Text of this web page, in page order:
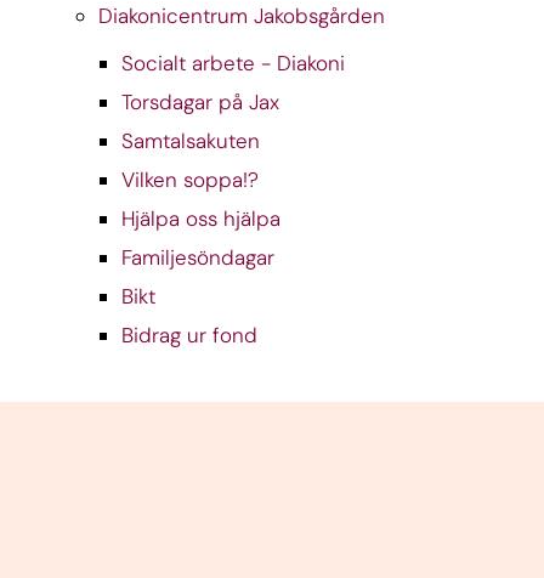
Diakonicentrum Jakobsgården
Socialt arbete - Diakoni
Torsdagar på Jax
Samtalsakuten
Vilken soppa!?
Hjälpa oss hjälpa
Familjesöndagar
Bikt
Bidrag ur fond